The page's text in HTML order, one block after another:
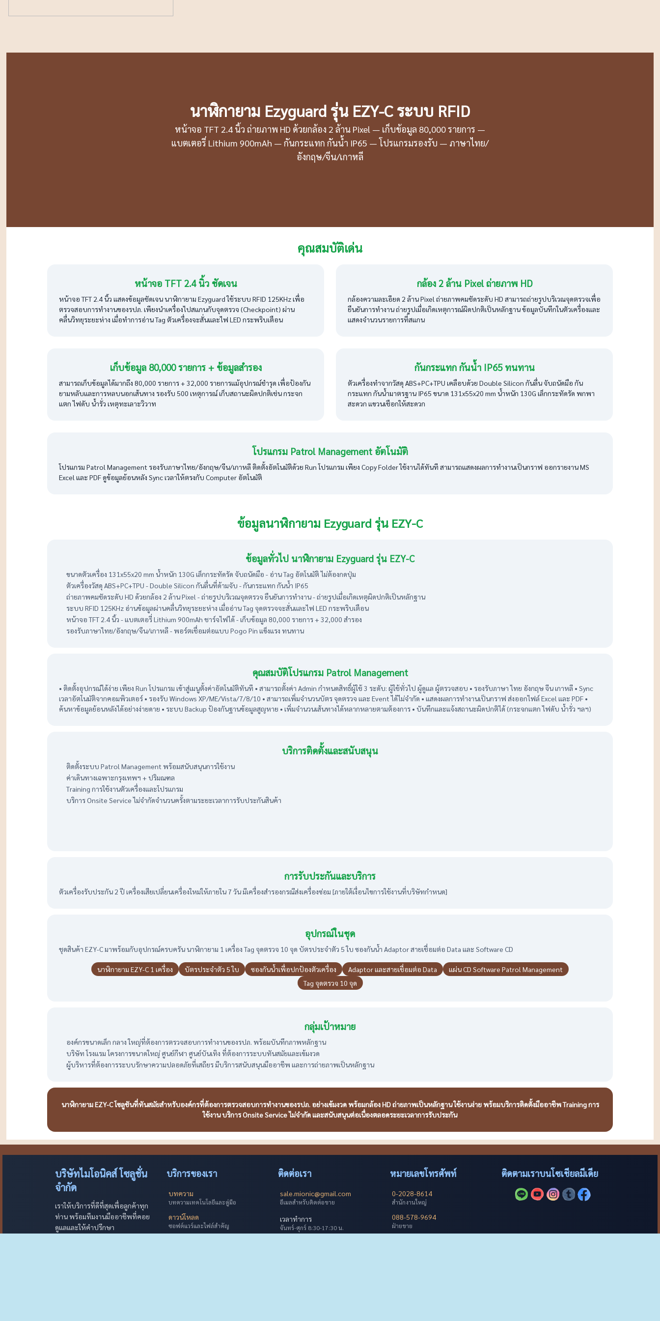
นาฬิกายาม Ezyguard รุ่น EZY-C ระบบ RFID
หน้าจอ TFT 2.4 นิ้ว ถ่ายภาพ HD ด้วยกล้อง 2 ล้าน Pixel — เก็บข้อมูล 80,000 รายการ —
แบตเตอรี่ Lithium 900mAh — กันกระแทก กันน้ำ IP65 — โปรแกรมรองรับ — ภาษาไทย/
อังกฤษ/จีน/เกาหลี
คุณสมบัติเด่น
หน้าจอ TFT 2.4 นิ้ว ชัดเจน
หน้าจอ TFT 2.4 นิ้ว แสดงข้อมูลชัดเจน นาฬิกายาม Ezyguard ใช้ระบบ RFID 125KHz เพื่อ
ตรวจสอบการทำงานของรปภ. เพียงนำเครื่องไปสแกนกับจุดตรวจ (Checkpoint) ผ่าน
คลื่นวิทยุระยะห่าง เมื่อทำการอ่าน Tag ตัวเครื่องจะสั่นและไฟ LED กระพริบเตือน
กล้อง 2 ล้าน Pixel ถ่ายภาพ HD
กล้องความละเอียด 2 ล้าน Pixel ถ่ายภาพคมชัดระดับ HD สามารถถ่ายรูปบริเวณจุดตรวจเพื่อ
ยืนยันการทำงาน ถ่ายรูปเมื่อเกิดเหตุการณ์ผิดปกติเป็นหลักฐาน ข้อมูลบันทึกในตัวเครื่องและ
แสดงจำนวนรายการที่สแกน
เก็บข้อมูล 80,000 รายการ + ข้อมูลสำรอง
สามารถเก็บข้อมูลได้มากถึง 80,000 รายการ + 32,000 รายการแม้อุปกรณ์ชำรุด เพื่อป้องกัน
ยามหลับและการหลบนอกเส้นทาง รองรับ 500 เหตุการณ์ เก็บสถานะผิดปกติเช่น กระจก
แตก ไฟดับ น้ำรั่ว เหตุทะเลาะวิวาท
กันกระแทก กันน้ำ IP65 ทนทาน
ตัวเครื่องทำจากวัสดุ ABS+PC+TPU เคลือบด้วย Double Silicon กันลื่น จับถนัดมือ กัน
กระแทก กันน้ำมาตรฐาน IP65 ขนาด 131x55x20 mm น้ำหนัก 130G เล็กกระทัดรัด พกพา
สะดวก แขวนเชือกให้สะดวก
โปรแกรม Patrol Management อัตโนมัติ
โปรแกรม Patrol Management รองรับภาษาไทย/อังกฤษ/จีน/เกาหลี ติดตั้งอัตโนมัติด้วย Run โปรแกรม เพียง Copy Folder ใช้งานได้ทันที สามารถแสดงผลการทำงานเป็นกราฟ ออกรายงาน MS
Excel และ PDF ดูข้อมูลย้อนหลัง Sync เวลาให้ตรงกับ Computer อัตโนมัติ
ข้อมูลนาฬิกายาม Ezyguard รุ่น EZY-C
ข้อมูลทั่วไป นาฬิกายาม Ezyguard รุ่น EZY-C
ขนาดตัวเครื่อง 131x55x20 mm น้ำหนัก 130G เล็กกระทัดรัด จับถนัดมือ - อ่าน Tag อัตโนมัติ ไม่ต้องกดปุ่ม
ตัวเครื่องวัสดุ ABS+PC+TPU - Double Silicon กันลื่นที่ด้ามจับ - กันกระแทก กันน้ำ IP65
ถ่ายภาพคมชัดระดับ HD ด้วยกล้อง 2 ล้าน Pixel - ถ่ายรูปบริเวณจุดตรวจ ยืนยันการทำงาน - ถ่ายรูปเมื่อเกิดเหตุผิดปกติเป็นหลักฐาน
ระบบ RFID 125KHz อ่านข้อมูลผ่านคลื่นวิทยุระยะห่าง เมื่ออ่าน Tag จุดตรวจจะสั่นและไฟ LED กระพริบเตือน
หน้าจอ TFT 2.4 นิ้ว - แบตเตอรี่ Lithium 900mAh ชาร์จไฟได้ - เก็บข้อมูล 80,000 รายการ + 32,000 สำรอง
รองรับภาษาไทย/อังกฤษ/จีน/เกาหลี - พอร์ตเชื่อมต่อแบบ Pogo Pin แข็งแรง ทนทาน
คุณสมบัติโปรแกรม Patrol Management
• ติดตั้งอุปกรณ์ได้ง่าย เพียง Run โปรแกรม เข้าสู่เมนูตั้งค่าอัตโนมัติทันที • สามารถตั้งค่า Admin กำหนดสิทธิ์ผู้ใช้ 3 ระดับ: ผู้ใช้ทั่วไป ผู้ดูแล ผู้ตรวจสอบ • รองรับภาษา ไทย อังกฤษ จีน เกาหลี • Sync
เวลาอัตโนมัติจากคอมพิวเตอร์ • รองรับ Windows XP/ME/Vista/7/8/10 • สามารถเพิ่มจำนวนบัตร จุดตรวจ และ Event ได้ไม่จำกัด • แสดงผลการทำงานเป็นกราฟ ส่งออกไฟล์ Excel และ PDF •
ค้นหาข้อมูลย้อนหลังได้อย่างง่ายดาย • ระบบ Backup ป้องกันฐานข้อมูลสูญหาย • เพิ่มจำนวนเส้นทางได้หลากหลายตามต้องการ • บันทึกและแจ้งสถานะผิดปกติได้ (กระจกแตก ไฟดับ น้ำรั่ว ฯลฯ)
บริการติดตั้งและสนับสนุน
ติดตั้งระบบ Patrol Management พร้อมสนับสนุนการใช้งาน
ค่าเดินทางเฉพาะกรุงเทพฯ + ปริมณฑล
Training การใช้งานตัวเครื่องและโปรแกรม
บริการ Onsite Service ไม่จำกัดจำนวนครั้งตามระยะเวลาการรับประกันสินค้า
การรับประกันและบริการ
ตัวเครื่องรับประกัน 2 ปี เครื่องเสียเปลี่ยนเครื่องใหม่ให้ภายใน 7 วัน มีเครื่องสำรองกรณีส่งเครื่องซ่อม [ภายใต้เงื่อนไขการใช้งานที่บริษัทกำหนด]
อุปกรณ์ในชุด
ชุดสินค้า EZY-C มาพร้อมกับอุปกรณ์ครบครัน นาฬิกายาม 1 เครื่อง Tag จุดตรวจ 10 จุด บัตรประจำตัว 5 ใบ ซองกันน้ำ Adaptor สายเชื่อมต่อ Data และ Software CD
นาฬิกายาม EZY-C 1 เครื่อง บัตรประจำตัว 5 ใบ ซองกันน้ำเพื่อปกป้องตัวเครื่อง Adaptor และสายเชื่อมต่อ Data
แผ่น CD Software Patrol Management
Tag จุดตรวจ 10 จุด
กลุ่มเป้าหมาย
องค์กรขนาดเล็ก กลาง ใหญ่ที่ต้องการตรวจสอบการทำงานของรปภ. พร้อมบันทึกภาพหลักฐาน
บริษัท โรงแรม โครงการขนาดใหญ่ ศูนย์กีฬา ศูนย์บันเทิง ที่ต้องการระบบทันสมัยและเข้มงวด
ผู้บริหารที่ต้องการระบบรักษาความปลอดภัยที่เสถียร มีบริการสนับสนุนมืออาชีพ และการถ่ายภาพเป็นหลักฐาน
นาฬิกายาม EZY-C โซลูชันที่ทันสมัยสำหรับองค์กรที่ต้องการตรวจสอบการทำงานของรปภ. อย่างเข้มงวด พร้อมกล้อง HD ถ่ายภาพเป็นหลักฐาน ใช้งานง่าย พร้อมบริการติดตั้งมืออาชีพ Training การ
ใช้งาน บริการ Onsite Service ไม่จำกัด และสนับสนุนต่อเนื่องตลอดระยะเวลาการรับประกัน
บริษัทไมโอนิคส์ โซลูชั่น
จำกัด
เราให้บริการที่ดีที่สุดเพื่อลูกค้าทุก
ท่าน พร้อมทีมงานมืออาชีพที่คอย
ดูแลและให้คำปรึกษา
บริการของเรา
บทความ
บทความเทคโนโลยีและคู่มือ
ดาวน์โหลด
ซอฟต์แวร์และไฟล์สำคัญ
ติดต่อเรา
sale.mionic@gmail.com
อีเมลสำหรับติดต่อขาย
เวลาทำการ
จันทร์-ศุกร์ 8:30-17:30 น.
หมายเลขโทรศัพท์
0-2028-8614
สำนักงานใหญ่
088-578-9694
ฝ่ายขาย
ติดตามเราบนโซเชียลมีเดีย